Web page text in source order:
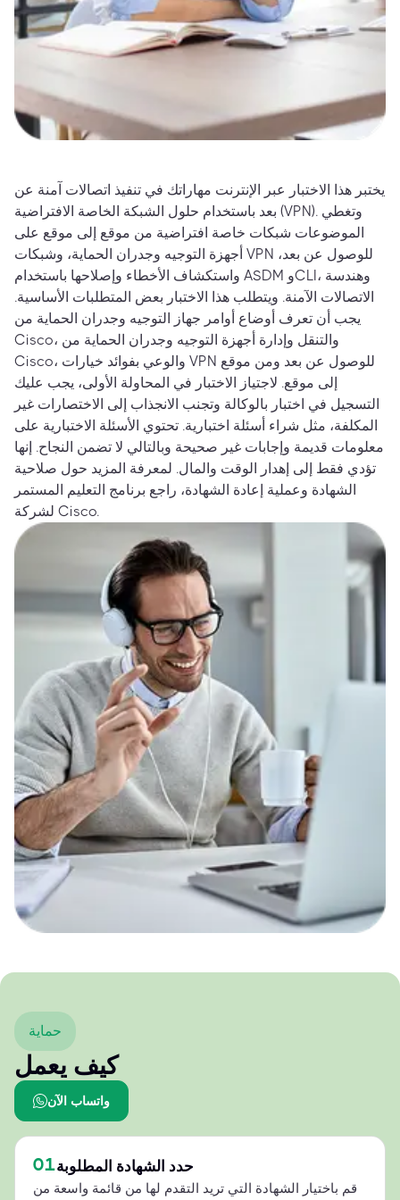
يختبر هذا الاختبار عبر الإنترنت مهاراتك في تنفيذ اتصالات آمنة عن
بعد باستخدام حلول الشبكة الخاصة الافتراضية (VPN). وتغطي
الموضوعات شبكات خاصة افتراضية من موقع إلى موقع على
أجهزة التوجيه وجدران الحماية، وشبكات VPN للوصول عن بعد،
واستكشاف الأخطاء وإصلاحها باستخدام ASDM وCLI، وهندسة
الاتصالات الآمنة. ويتطلب هذا الاختبار بعض المتطلبات الأساسية.
يجب أن تعرف أوضاع أوامر جهاز التوجيه وجدران الحماية من
Cisco، والتنقل وإدارة أجهزة التوجيه وجدران الحماية من
Cisco، والوعي بفوائد خيارات VPN للوصول عن بعد ومن موقع
إلى موقع. لاجتياز الاختبار في المحاولة الأولى، يجب عليك
التسجيل في اختبار بالوكالة وتجنب الانجذاب إلى الاختصارات غير
المكلفة، مثل شراء أسئلة اختبارية. تحتوي الأسئلة الاختبارية على
معلومات قديمة وإجابات غير صحيحة وبالتالي لا تضمن النجاح. إنها
تؤدي فقط إلى إهدار الوقت والمال. لمعرفة المزيد حول صلاحية
الشهادة وعملية إعادة الشهادة، راجع برنامج التعليم المستمر
لشركة Cisco.
حماية
كيف يعمل
واتساب الآن
01حدد الشهادة المطلوبة
قم باختيار الشهادة التي تريد التقدم لها من قائمة واسعة من